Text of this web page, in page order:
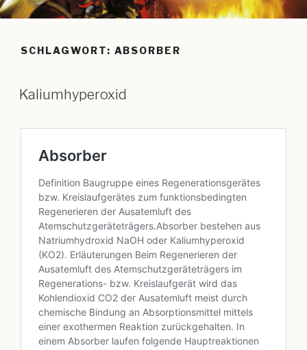
SCHLAGWORT: ABSORBER
Kaliumhyperoxid